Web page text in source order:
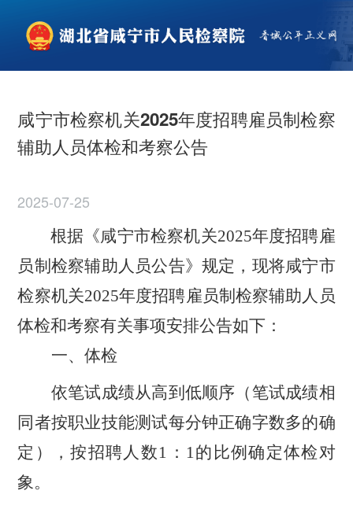
咸宁市检察机关2025年度招聘雇员制检察
辅助人员体检和考察公告
2025-07-25
根据《咸宁市检察机关2025年度招聘雇
员制检察辅助人员公告》规定，现将咸宁市
检察机关2025年度招聘雇员制检察辅助人员
体检和考察有关事项安排公告如下：
一、体检
依笔试成绩从高到低顺序（笔试成绩相
同者按职业技能测试每分钟正确字数多的确
定 ），按招聘人数1：1的比例确定体检对
象。